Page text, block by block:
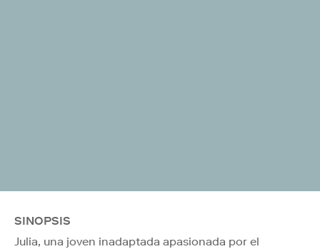
SINOPSIS
Julia, una joven inadaptada apasionada por el